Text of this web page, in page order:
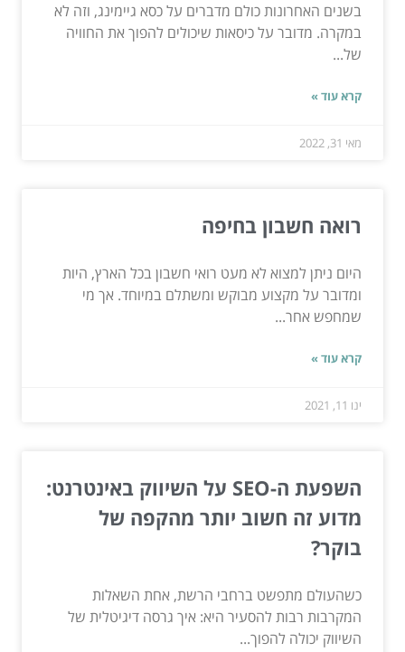
בשנים האחרונות כולם מדברים על כסא גיימינג, וזה לא
במקרה. מדובר על כיסאות שיכולים להפוך את החוויה
של...
קרא עוד »
מאי 31, 2022
רואה חשבון בחיפה
היום ניתן למצוא לא מעט רואי חשבון בכל הארץ, היות
ומדובר על מקצוע מבוקש ומשתלם במיוחד. אך מי
שמחפש אחר...
קרא עוד »
ינו 11, 2021
השפעת ה-SEO על השיווק באינטרנט:
מדוע זה חשוב יותר מהקפה של
בוקר?
כשהעולם מתפשט ברחבי הרשת, אחת השאלות
המקרבות רבות להסעיר היא: איך גרסה דיגיטלית של
השיווק יכולה להפוך...